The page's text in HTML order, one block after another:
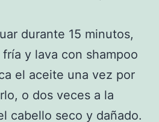
durante 15 minutos,
y lava con shampoo
el aceite una vez por
o dos veces a la
cabello seco y dañado.